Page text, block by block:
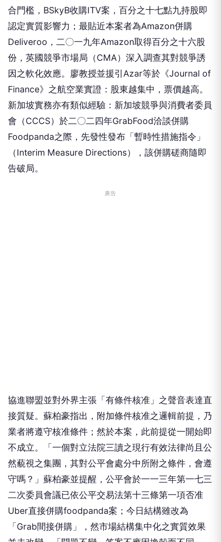
合門檻，BSkyB收購ITV案，百分之十七點九持股即
認定實質影響力；最貼近本案者為Amazon併購
Deliveroo，二〇一九年Amazon取得百分之十六股
份，英國競爭市場局（CMA）深入調查其對競爭誘
因之軟化效應。廖教授並援引Azar等於《Journal of
Finance》之航空業實證：股東越集中，票價越高。
新加坡實務亦有類似經驗：新加坡競爭與消費者委員
會（CCCS）於二〇二四年GrabFood洽談併購
Foodpanda之際，先發性發布「暫時性措施指令」
（Interim Measure Directions），該併購磋商隨即
告破局。
廣告
協進聯盟並對外界主張「有條件核准」之聲音表達直
接質疑。蘇柏豪指出，附加條件核准之邏輯前提，乃
業者將遵守核准條件；然於本案，此前提從一開始即
不成立。「一個對立法院三讀之現行有效法律尚且公
然藐視之集團，其對公平會處分中所附之條件，會遵
守嗎？」蘇柏豪並提醒，公平會於一一三年第一七三
二次委員會議已依公平交易法第十三條第一項否准
Uber直接併購foodpanda案；今日結構雖改為
「Grab間接併購」，然市場結構集中化之實質效果